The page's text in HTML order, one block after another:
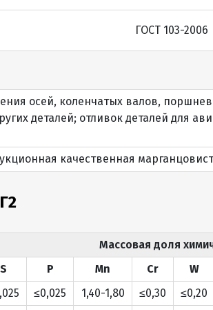
ГОСТ 103-2006
осей, коленчатых валов,
деталей; отливок деталей для
качественная
Массовая доля
S P Mn Cr W
≤0,025 1,40-1,80 ≤0,30 ≤0,20